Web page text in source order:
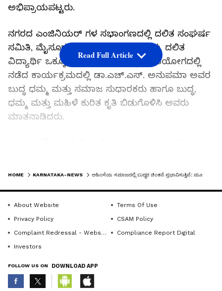
ಅಭಿಪ್ರಾಯಪಟ್ಟರು.
ನಗರದ ಎಂಜಿನಿಯರ್‌ ಗಳ ಸಭಾಂಗಣದಲ್ಲಿ ದಲಿತ ಸಂಘರ್ಷ
ಸಮಿತಿ, ಮೈಸೂರು ವಿವಿ ಸಂಶೋಧಕರ ಸಂಘ, ದಲಿತ
ವಿದ್ಯಾರ್ಥಿ ಒಕ್ಕೂಟ, ಉಳುಮೆ ಪ್ರತಿಷ್ಠಾನ ಸಹಯೋಗದಲ್ಲಿ
ನಡೆದ ಕಾರ್ಯಕ್ರಮದಲ್ಲಿ ಡಾ.ಎಚ್‌.ಎಸ್‌. ಅನುಪಮಾ ಅವರ
ಬುದ್ಧ ಧಮ್ಮ ಮತ್ತು ಸಮಾಜ ಸುಧಾರಕರು ಹಾಗೂ ಬುದ್ಧ,
ಧಮ್ಮ ಮತ್ತು ಮಹಿಳೆ ಕುರಿತ ಕೃತಿ ಬಿಡುಗೊಳಿಸಿ ಅವರು
ಮಾತನಾಡಿದರು.
ಸಮಾಜದಲ್ಲಿ ಬುದ್ಧರ ಚಿಂತನೆಗಳು ಪ್ರಭಾವಿಸಲಿದೆ. ಅಯೋಧ್ಯೆ
ಈಗ ಬುದ್ಧ ಧಮ್ಮ ಭಾರತದಲ್ಲಿ ಬೆಳೆಯುತ್ತಿದೆ. ಇದು ಸಂತಸದ
ವಿಷಯ ಎಂದರು.
ಅವರು ಹುಟ್ಟಿ ಹಾಕಿದರು. ಅವರು ಸಮಾಜಕ್ಕೆ ಬೋಧಿಸಿರುವ
ವಿಚಾರಗಳು ಒಂದು ಧರ್ಮಕ್ಕೆ ಸಮಾನವಾಗಿದೆ. ಆದರೆ, ಈಗ
Read Full Article
HOME KARNATAKA-NEWS
About Website
Terms Of Use
Privacy Policy
CSAM Policy
Complaint Redressal - Website
Compliance Report Digital
Investors
FOLLOW US ON DOWNLOAD APP